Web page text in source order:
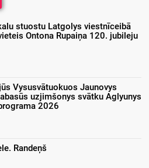
stuostu Latgolys viestnīceibā
Ontona Rupaiņa 120. jubileju
Vysusvātuokuos Jaunovys
uzjimšonys svātku Aglyunys
2026
Randeņš